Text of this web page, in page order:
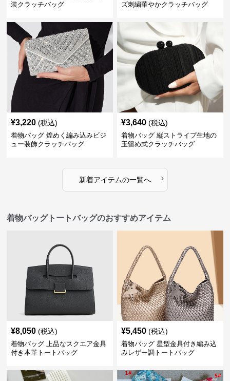
装クラッチバッグ
ズ刺繍華やかクラッチバッグ
¥3,220 (税込)
着物バッグ 煌めく編み込みビジ
ュー装飾クラッチバッグ
¥3,640 (税込)
着物バッグ 縦ストライプ生地の
玉留め式クラッチバッグ
新着アイテムの一覧へ ›
着物バッグトートバッグのおすすめアイテム
¥8,050 (税込)
着物バッグ 上品なスクエア金具
付き本革トートバッグ
¥5,450 (税込)
着物バッグ 星型金具付き編み込
みレザー調トートバッグ